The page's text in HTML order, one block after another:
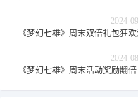
2024-
《梦幻七雄》周末双倍礼包狂
2024-
《梦幻七雄》周末活动奖励翻倍